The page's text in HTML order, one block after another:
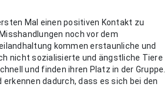
Mal einen positiven Kontakt zu
noch vor dem
kommen erstaunliche und
nicht sozialisierte und ängstliche Tiere
und finden ihren Platz in der Gruppe.
dadurch, dass es sich bei den